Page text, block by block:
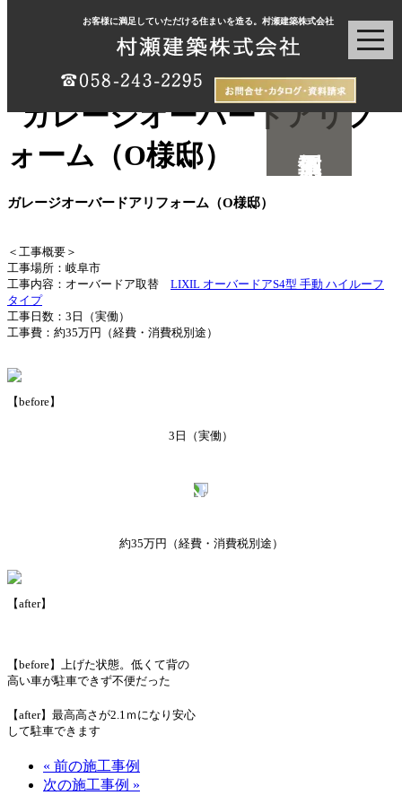
お客様に満足していただける住まいを造る。村瀬建築株式会社
ガレージオーバードアリフォーム（O様邸）
＜工事概要＞
工事場所：岐阜市
工事内容：オーバードア取替 LIXIL オーバードアS4型 手動 ハイルーフ
タイプ
工事日数：3日（実働）
工事費：約35万円（経費・消費税別途）
【before】
3日（実働）
約35万円 （経費・消費税別途）
【after】
【before】上げた状態。低くて背の
高い車が駐車できず不便だった
【after】最高高さが2.1ｍになり安心
して駐車できます
« 前の施工事例
次の施工事例 »